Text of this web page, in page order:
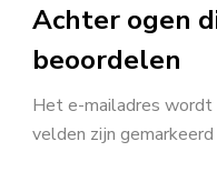
Achter ogen
beoordelen
Het e-mailadres wordt
velden zijn